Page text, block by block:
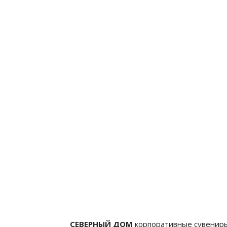
СЕВЕРНЫЙ ДОМ корпоративные